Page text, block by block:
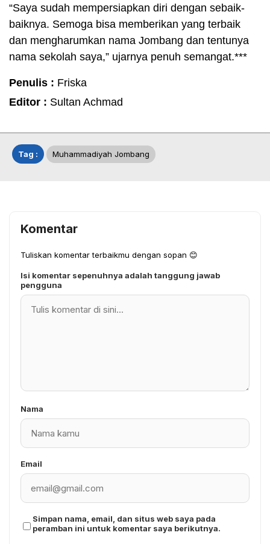
“Saya sudah mempersiapkan diri dengan sebaik-
baiknya. Semoga bisa memberikan yang terbaik
dan mengharumkan nama Jombang dan tentunya
nama sekolah saya,” ujarnya penuh semangat.***
Penulis : Friska
Editor : Sultan Achmad
Tag : Muhammadiyah Jombang
Komentar
Tuliskan komentar terbaikmu dengan sopan 😊
Isi komentar sepenuhnya adalah tanggung jawab
pengguna
Nama
Email
Simpan nama, email, dan situs web saya pada
peramban ini untuk komentar saya berikutnya.